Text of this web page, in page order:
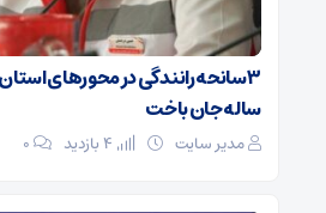
ساله جان باخت
مدیر سایت ۰